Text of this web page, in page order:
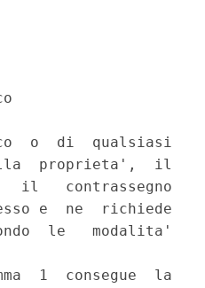
o  di  qualsiasi
proprieta',  il
il   contrassegno
e  ne  richiede
le   modalita'
1  consegue  la